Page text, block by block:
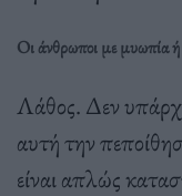
Οι άνθρωποι με μυωπία ή
Λάθος. Δεν
αυτή την
είναι απλώς